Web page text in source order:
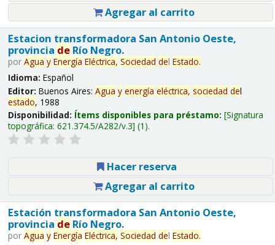
Agregar al carrito
Estacion transformadora San Antonio Oeste,
provincia deRío Negro.
por Agua y Energía Eléctrica, Sociedad del Estado.
Idioma: Español
Editor: Buenos Aires: Agua y energía eléctrica, sociedad del
estado, 1988
Disponibilidad: Ítems disponibles para préstamo: Signatura
topográfica: 621.374.5/A282/v.3 (1).
Hacer reserva
Agregar al carrito
Estación transformadora San Antonio Oeste,
provincia deRío Negro.
por Agua y Energía Eléctrica, Sociedad del Estado.